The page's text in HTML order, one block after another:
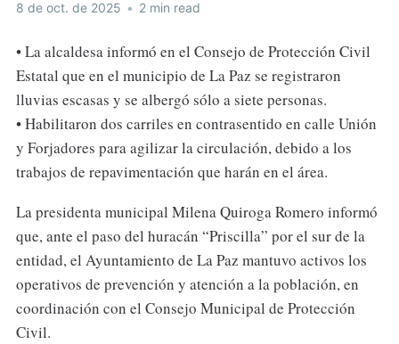
8 de oct. de 2025 • 2 min read
• La alcaldesa informó en el Consejo de Protección Civil
Estatal que en el municipio de La Paz se registraron
lluvias escasas y se albergó sólo a siete personas.
• Habilitaron dos carriles en contrasentido en calle Unión
y Forjadores para agilizar la circulación, debido a los
trabajos de repavimentación que harán en el área.
La presidenta municipal Milena Quiroga Romero informó
que, ante el paso del huracán “Priscilla” por el sur de la
entidad, el Ayuntamiento de La Paz mantuvo activos los
operativos de prevención y atención a la población, en
coordinación con el Consejo Municipal de Protección
Civil.